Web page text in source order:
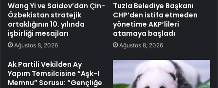
Wang Yi ve Saidov’dan Çin-
Özbekistan stratejik
ortaklığının 10. yılında
işbirliği mesajları
Ağustos 8, 2026
Tuzla Belediye Başkanı
CHP’den istifa etmeden
yönetime AKP’lileri
atamaya başladı
Ağustos 8, 2026
Ak Partili Vekilden Ay
Yapım Temsilcisine “Aşk-I
Memnu” Sorusu: “Gençliğe